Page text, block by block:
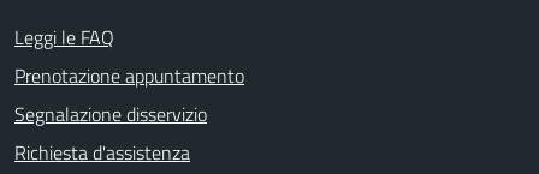
Leggi le FAQ
Prenotazione appuntamento
Segnalazione disservizio
Richiesta d'assistenza